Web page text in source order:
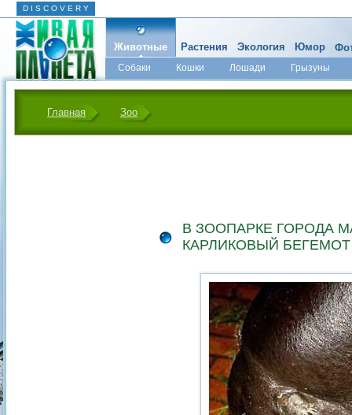
D I S C O V E R Y
Животные
Собаки Кошки Лошади
Грызуны
Микромир
Растения Экология Юмор
Главная Зоо
В ЗООПАРКЕ ГОРОДА
КАРЛИКОВЫЙ БЕГЕМОТ